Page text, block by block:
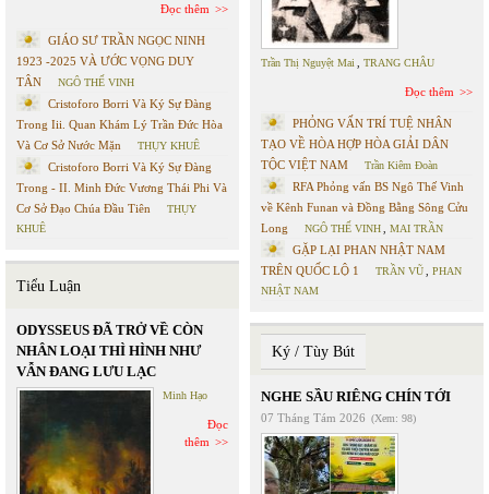
Đọc thêm
GIÁO SƯ TRẦN NGỌC NINH
1923 -2025 VÀ ƯỚC VỌNG DUY
TÂN
NGÔ THẾ VINH
Cristoforo Borri Và Ký Sự Đàng
Trong Iii. Quan Khám Lý Trần Đức Hòa
Và Cơ Sở Nước Mặn
THỤY KHUÊ
Cristoforo Borri Và Ký Sự Đàng
Trong - II. Minh Đức Vương Thái Phi Và
Cơ Sở Đạo Chúa Đầu Tiên
THỤY
KHUÊ
Tiểu Luận
ODYSSEUS ĐÃ TRỞ VỀ CÒN
NHÂN LOẠI THÌ HÌNH NHƯ
VẪN ĐANG LƯU LẠC
Minh Hạo
Đọc
thêm
Trần Thị Nguyệt Mai TRANG CHÂU
Đọc thêm
PHỎNG VẤN TRÍ TUỆ NHÂN
TẠO VỀ HÒA HỢP HÒA GIẢI DÂN
TỘC VIỆT NAM
Trần Kiêm Đoàn
RFA Phỏng vấn BS Ngô Thế Vinh
về Kênh Funan và Đồng Bằng Sông Cửu
Long
NGÔ THẾ VINH MAI TRẦN
GẶP LẠI PHAN NHẬT NAM
TRÊN QUỐC LỘ 1
TRẦN VŨ
PHAN
NHẬT NAM
Ký / Tùy Bút
NGHE SẦU RIÊNG CHÍN TỚI
07 Tháng Tám 2026 (Xem: 98)